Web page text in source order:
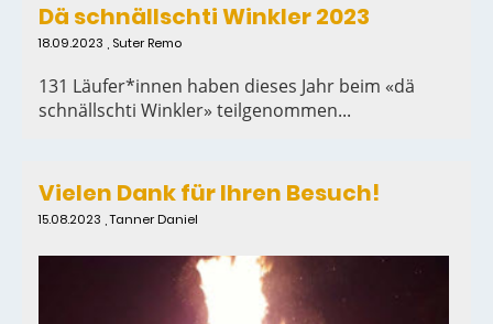
Dä schnällschti Winkler 2023
18.09.2023 , Suter Remo
131 Läufer*innen haben dieses Jahr beim «dä
schnällschti Winkler» teilgenommen...
Vielen Dank für Ihren Besuch!
15.08.2023 , Tanner Daniel